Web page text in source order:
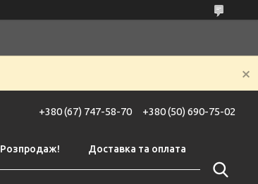
+380 (67) 747-58-70 +380 (50) 690-75-02
Розпродаж! Доставка та оплата